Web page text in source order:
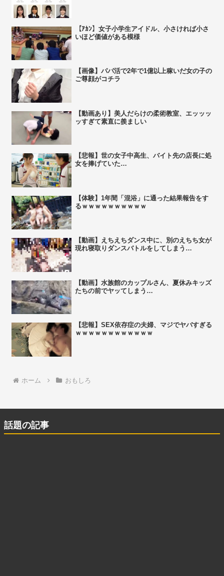
【ｱｶﾝ】女子小学生アイドル、小さければ小さ
いほど価値がある模様
【画像】パパ活で2年で1億以上稼いだ女の子の
ご尊顔がコチラ
【動画あり】美人だらけの柔術教室、エッッッ
ッすぎて素直に羨ましい
【悲報】世の女子中高生、バイト先の店長に処
女を捧げていた…
【体験】1年間「混浴」に通った結果報告をす
るｗｗｗｗｗｗｗｗｗｗ
【動画】えちえちダンス中に、別のえちち女が
現れ寝取りダンスバトルをしてしまう…
【動画】水族館のカップルさん、夏休みキッズ
たちの前でヤッてしまう…
【悲報】SEX依存症の夫婦、マジでヤバすぎる
ｗｗｗｗｗｗｗｗｗｗｗｗ
ホーム おもしろ
話題の記事